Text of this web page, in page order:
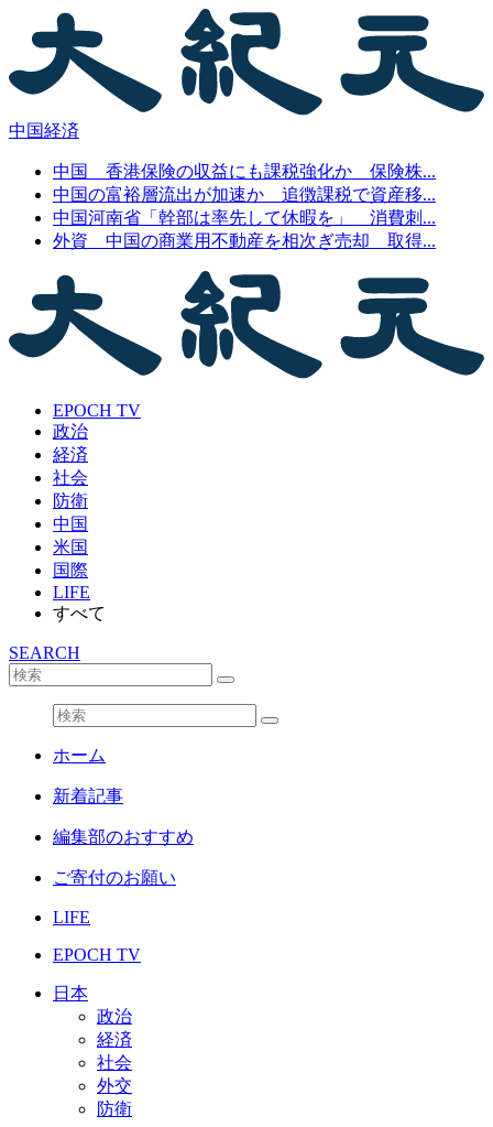
中国経済
中国 香港保険の収益にも課税強化か 保険株...
中国の富裕層流出が加速か 追徴課税で資産移...
中国河南省「幹部は率先して休暇を」 消費刺...
外資 中国の商業用不動産を相次ぎ売却 取得...
EPOCH TV
政治
経済
社会
防衛
中国
米国
国際
LIFE
すべて
SEARCH
ホーム
新着記事
編集部のおすすめ
ご寄付のお願い
LIFE
EPOCH TV
日本
政治
経済
社会
外交
防衛